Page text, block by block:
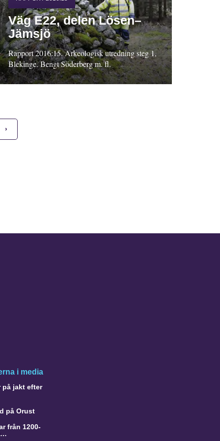
Väg E22, delen Lösen–
Jämsjö
Rapport 2016:15. Arkeologisk utredning steg 1,
Blekinge. Bengt Söderberg m. fl.
›
i media
på jakt efter
på Orust
från 1200-